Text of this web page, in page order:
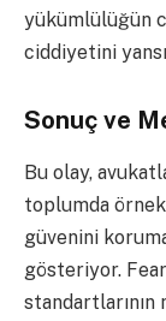
yükümlülüğün
ciddiyetini
Sonuç ve
Bu olay,
toplumda
güvenini
gösteriyor.